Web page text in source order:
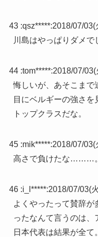
43 :qsz*****:2018/07/03(
川島はやっぱりダメで
44 :tom*****:2018/07/03(
悔しいが、あそこま
目にベルギーの強さ
トップクラスだな。
45 :mik*****:2018/07/03(
高さで負けたな………。
46 :i_l*****:2018/07/03(
よくやったって賛辞
ったなんて言うのは、
日本代表は結果が全